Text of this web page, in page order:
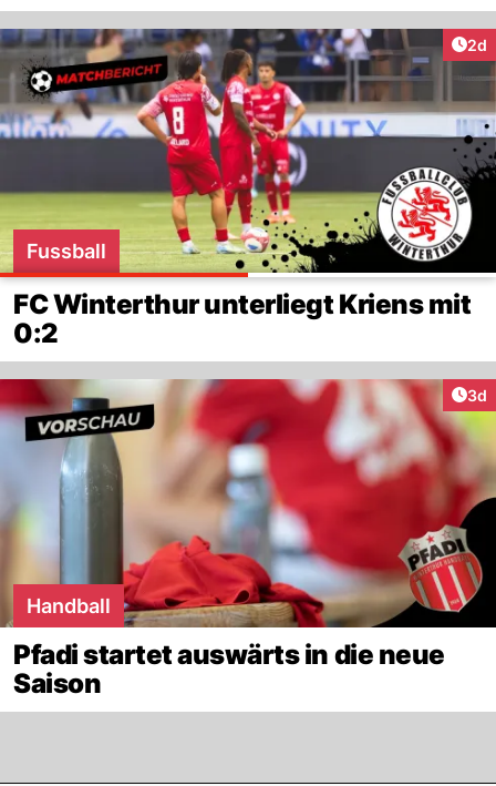
2d
Fussball
FC Winterthur unterliegt Kriens mit
0:2
3d
Handball
Pfadi startet auswärts in die neue
Saison